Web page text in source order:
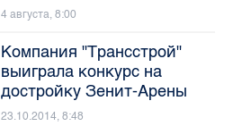
4 августа, 8:00
Компания "Трансстрой"
выиграла конкурс на
достройку Зенит-Арены
23.10.2014, 8:48